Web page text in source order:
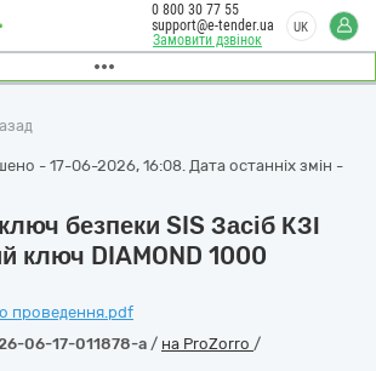
Замовити дзвінок
0 800 30 77 55
support@e-tender.ua
UK
- 17-06-2026, 16:08. Дата останніх змін -
безпеки SIS Засіб КЗІ
ключ DIAMOND 1000
проведення.pdf
06-17-011878-a / на ProZorro /